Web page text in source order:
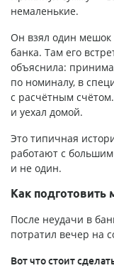
немаленькие.
Он взял один мешок
банка. Там его
объяснила:
по номиналу, в
с расчётным
и уехал домой.
Это типичная
работают с
и не один.
Как подготовить
После неудачи в
потратил вечер на
Вот что стоит